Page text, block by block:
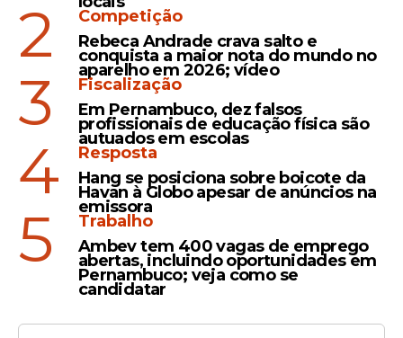
Secretariado
TI / Desenvolvimento de
Sistemas
TI / Suporte (*)
Inscrições e seleção
As inscrições são gratuitas e deverão ser
realizadas exclusivamente pela internet,
no período de 8 a 19 de junho de 2026, por
Institucional > Projetos Sociais > Programa
2
Competição
Rebeca Andrade crava salto e
conquista a maior nota do mundo no
aparelho em 2026; vídeo
3
Fiscalização
Em Pernambuco, dez falsos
profissionais de educação física são
autuados em escolas
4
Resposta
Hang se posiciona sobre boicote da
Havan à Globo apesar de anúncios na
emissora
5
Trabalho
Ambev tem 400 vagas de emprego
abertas, incluindo oportunidades em
Pernambuco; veja como se
candidatar